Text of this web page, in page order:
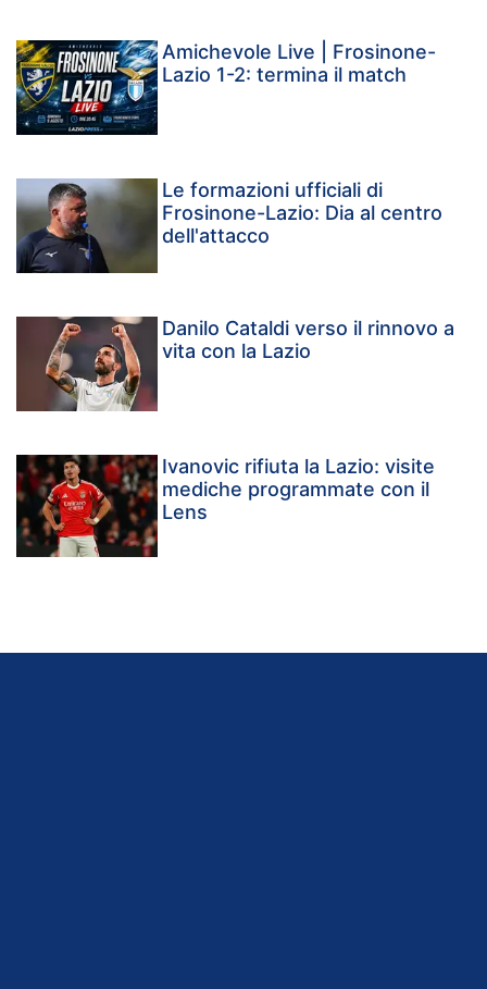
Amichevole Live | Frosinone-
Lazio 1-2: termina il match
Le formazioni ufficiali di
Frosinone-Lazio: Dia al centro
dell'attacco
Danilo Cataldi verso il rinnovo a
vita con la Lazio
Ivanovic rifiuta la Lazio: visite
mediche programmate con il
Lens